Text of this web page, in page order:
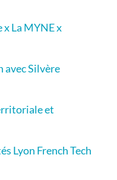
x La MYNE x
avec Silvère
et
Lyon French Tech